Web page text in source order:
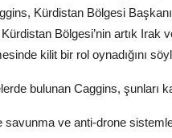
Kürdistan Bölgesi
Bölgesi’nin artık Irak
kilit bir rol oynadığını
bulunan Caggins, şunları
savunma ve anti-drone